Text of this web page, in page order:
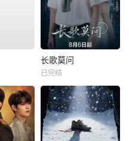
长歌莫问
已完结